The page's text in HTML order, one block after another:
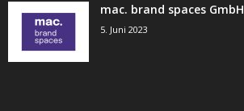
mac. brand spaces GmbH
5. Juni 2023